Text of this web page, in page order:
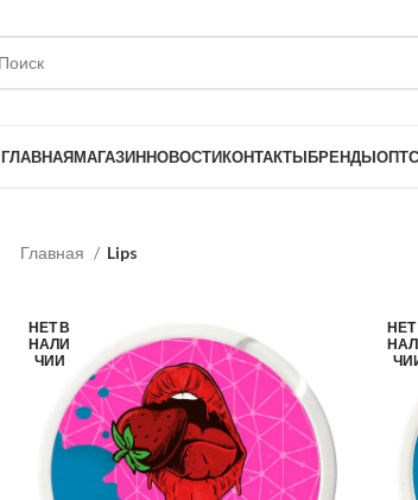
ГЛАВНАЯМАГАЗИННОВОСТИКОНТАКТЫБРЕНДЫОПТ
Главная Lips
НЕТ В
НАЛИ
ЧИИ
НЕТ